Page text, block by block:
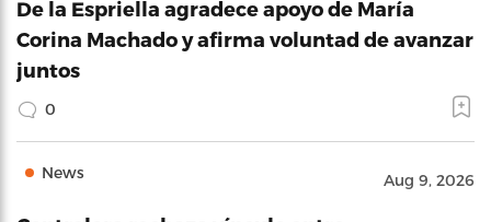
De la Espriella agradece apoyo de María
Corina Machado y afirma voluntad de avanzar
juntos
0
News Aug 9, 2026